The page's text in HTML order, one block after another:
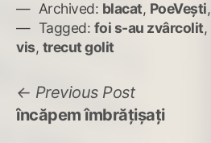
Archived: blacat, PoeVești,
Tagged: foi s-au zvârcolit,
vis, trecut golit
Navigare
în
Previous PostPrevious
post:
încăpem îmbrățișați